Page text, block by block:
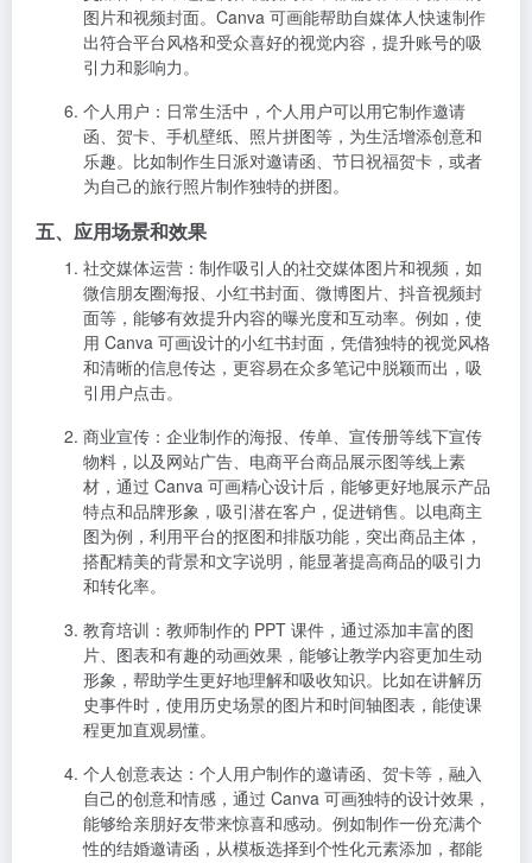
五、应用场景和效果
社交媒体运营：制作吸引人的社交媒体图片和视频，如
微信朋友圈海报、小红书封面、微博图片、抖音视频封
面等，能够有效提升内容的曝光度和互动率。例如，使
用 Canva 可画设计的小红书封面，凭借独特的视觉风格
和清晰的信息传达，更容易在众多笔记中脱颖而出，吸
引用户点击。
商业宣传：企业制作的海报、传单、宣传册等线下宣传
物料，以及网站广告、电商平台商品展示图等线上素
材，通过 Canva 可画精心设计后，能够更好地展示产品
特点和品牌形象，吸引潜在客户，促进销售。以电商主
图为例，利用平台的抠图和排版功能，突出商品主体，
搭配精美的背景和文字说明，能显著提高商品的吸引力
和转化率。
片、图表和有趣的动画效果，能够让教学内容更加生动
形象，帮助学生更好地理解和吸收知识。比如在讲解历
史事件时，使用历史场景的图片和时间轴图表，能使课
程更加直观易懂。
个人创意表达：个人用户制作的邀请函、贺卡等，融入
自己的创意和情感，通过 Canva 可画独特的设计效果，
性的结婚邀请函，从模板选择到个性化元素添加，都能
体现新人的独特品味。
六、使用指南
注册登录：打开 Canva 可画官网
（ www.canva.cn
），点击 “注册” 按钮，可选择使用邮
箱、微信、QQ 等方式注册账号，注册成功后登录。也可
以在手机应用商店搜索 “Canva 可画”，下载安装 APP 后
进行注册登录。